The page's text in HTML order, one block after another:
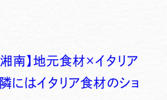
湘南】地元食材×イタリア
にはイタリア食材のショ